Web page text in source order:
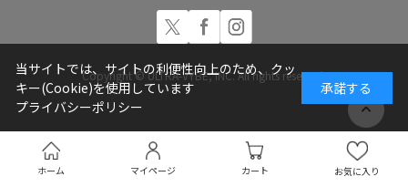
ホーム マイページ カート お気に入り
Copyright © ULTRA-VYBE, INC. All rights reserved.
当サイトでは、サイトの利便性向上のため、クッ
キー(Cookie)を使用しています
プライバシーポリシー
承諾する